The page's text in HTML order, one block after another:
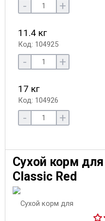
- +
11.4 кг
Код: 104925
- +
17 кг
Код: 104926
- +
Сухой корм
Classic Red